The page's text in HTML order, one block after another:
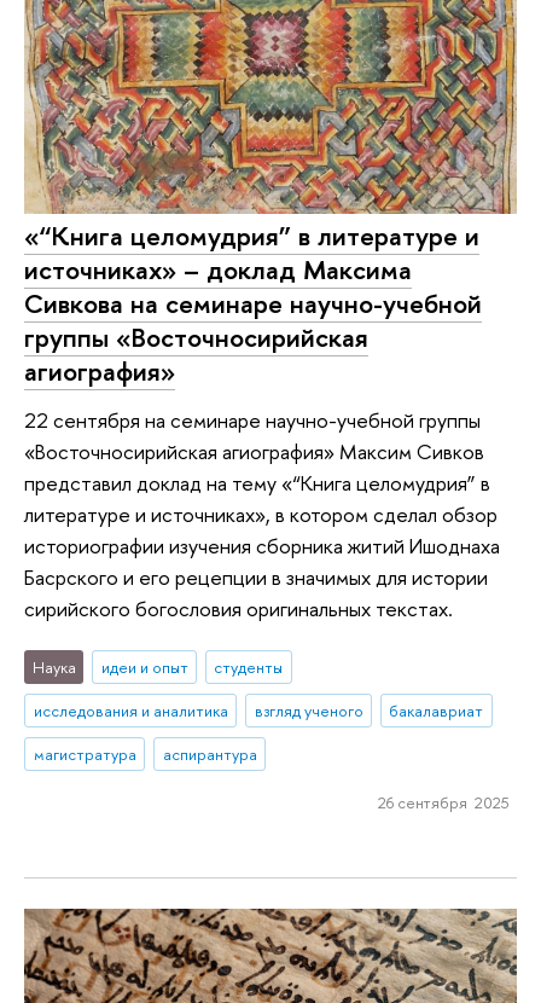
«“Книга целомудрия” в литературе и
источниках» – доклад Максима
Сивкова на семинаре научно-учебной
группы «Восточносирийская
агиография»
22 сентября на семинаре научно-учебной группы
«Восточносирийская агиография» Максим Сивков
представил доклад на тему «“Книга целомудрия” в
литературе и источниках», в котором сделал обзор
историографии изучения сборника житий Ишоднаха
Басрского и его рецепции в значимых для истории
сирийского богословия оригинальных текстах.
Наука идеи и опыт
студенты
исследования и аналитика
взгляд ученого
бакалавриат
магистратура
аспирантура
26 сентября 2025